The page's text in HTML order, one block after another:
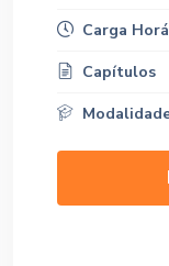
Carga
Capítulos